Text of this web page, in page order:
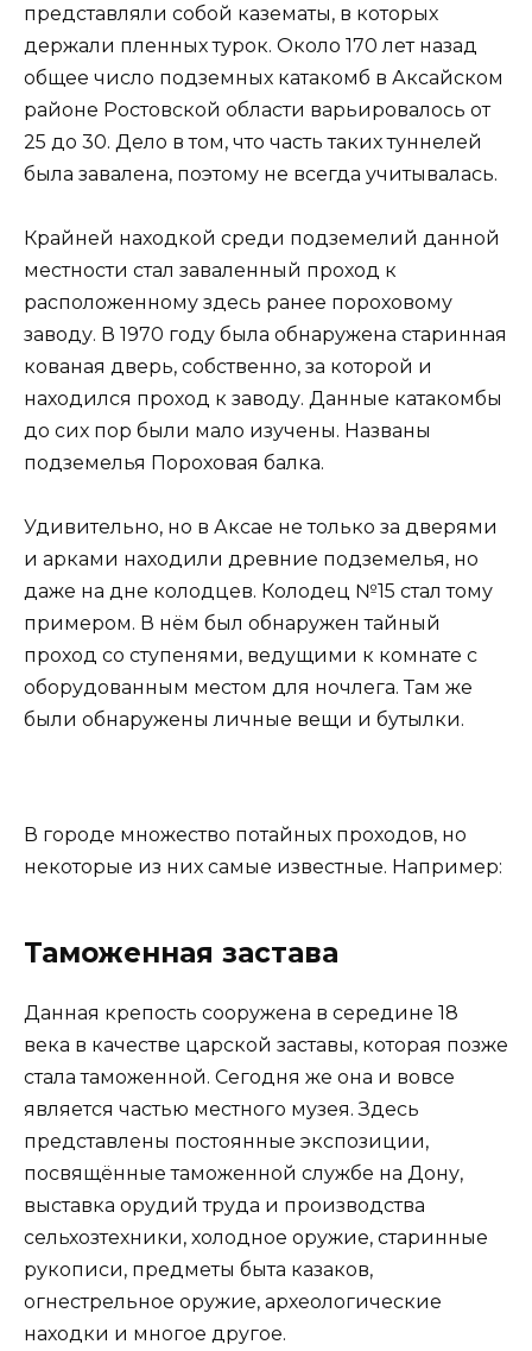
представляли собой казематы, в которых
держали пленных турок. Около 170 лет назад
общее число подземных катакомб в Аксайском
районе Ростовской области варьировалось от
25 до 30. Дело в том, что часть таких туннелей
была завалена, поэтому не всегда учитывалась.
Крайней находкой среди подземелий данной
местности стал заваленный проход к
расположенному здесь ранее пороховому
заводу. В 1970 году была обнаружена старинная
кованая дверь, собственно, за которой и
находился проход к заводу. Данные катакомбы
до сих пор были мало изучены. Названы
подземелья Пороховая балка.
Удивительно, но в Аксае не только за дверями
и арками находили древние подземелья, но
даже на дне колодцев. Колодец №15 стал тому
примером. В нём был обнаружен тайный
проход со ступенями, ведущими к комнате с
оборудованным местом для ночлега. Там же
были обнаружены личные вещи и бутылки.
В городе множество потайных проходов, но
некоторые из них самые известные. Например:
Таможенная застава
Данная крепость сооружена в середине 18
века в качестве царской заставы, которая позже
стала таможенной. Сегодня же она и вовсе
является частью местного музея. Здесь
представлены постоянные экспозиции,
посвящённые таможенной службе на Дону,
выставка орудий труда и производства
сельхозтехники, холодное оружие, старинные
рукописи, предметы быта казаков,
огнестрельное оружие, археологические
находки и многое другое.